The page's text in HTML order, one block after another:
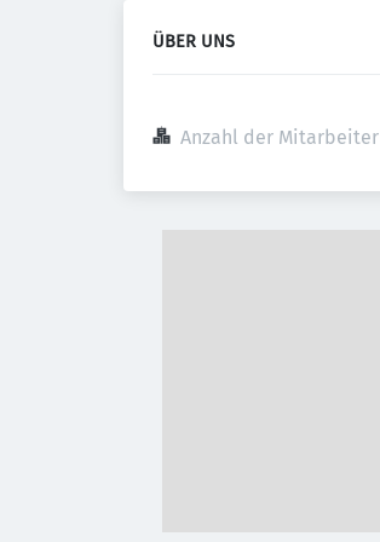
ÜBER UNS
Anzahl der Mitarbeiter